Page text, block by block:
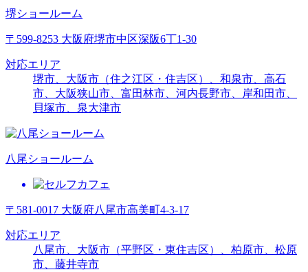
堺ショールーム
〒599-8253 大阪府堺市中区深阪6丁1-30
対応エリア
堺市、大阪市（住之江区・住吉区）、和泉市、高石
市、大阪狭山市、富田林市、河内長野市、岸和田市、
貝塚市、泉大津市
八尾ショールーム
〒581-0017 大阪府八尾市高美町4-3-17
対応エリア
八尾市、大阪市（平野区・東住吉区）、柏原市、松原
市、藤井寺市